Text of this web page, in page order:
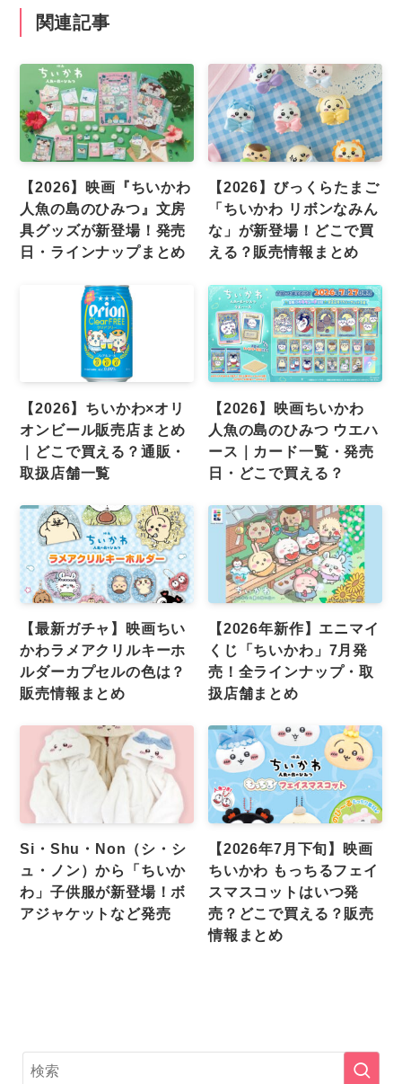
関連記事
【2026】映画『ちいかわ
人魚の島のひみつ』文房
具グッズが新登場！発売
日・ラインナップまとめ
【2026】びっくらたまご
「ちいかわ リボンなみん
な」が新登場！どこで買
える？販売情報まとめ
【2026】ちいかわ×オリ
オンビール販売店まとめ
｜どこで買える？通販・
取扱店舗一覧
【2026】映画ちいかわ
人魚の島のひみつ ウエハ
ース｜カード一覧・発売
日・どこで買える？
【最新ガチャ】映画ちい
かわラメアクリルキーホ
ルダーカプセルの色は？
販売情報まとめ
【2026年新作】エニマイ
くじ「ちいかわ」7月発
売！全ラインナップ・取
扱店舗まとめ
Si・Shu・Non（シ・シ
ュ・ノン）から「ちいか
わ」子供服が新登場！ボ
アジャケットなど発売
【2026年7月下旬】映画
ちいかわ もっちるフェイ
スマスコットはいつ発
売？どこで買える？販売
情報まとめ